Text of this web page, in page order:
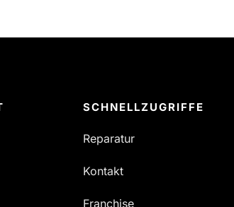
SCHNELLZUGRIFFE
Reparatur
Kontakt
Franchise